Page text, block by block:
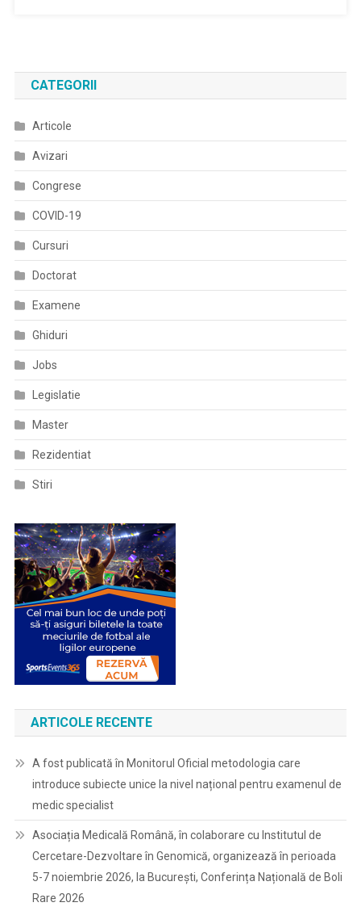
CATEGORII
Articole
Avizari
Congrese
COVID-19
Cursuri
Doctorat
Examene
Ghiduri
Jobs
Legislatie
Master
Rezidentiat
Stiri
ARTICOLE RECENTE
A fost publicată în Monitorul Oficial metodologia care
introduce subiecte unice la nivel național pentru examenul de
medic specialist
Asociația Medicală Română, în colaborare cu Institutul de
Cercetare-Dezvoltare în Genomică, organizează în perioada
5-7 noiembrie 2026, la București, Conferința Națională de Boli
Rare 2026